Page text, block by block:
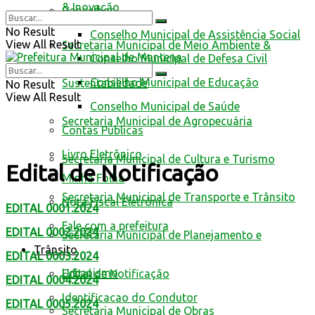
Conselhos
Conselho Municipal de Assistência Social
Conselho Municipal de Defesa Civil
Conselho Municipal de Educação
Conselho Municipal de Saúde
Contas Públicas
Livro Eletrônico
Minha Folha
Nota Fiscal Eletrônica
Fale com a prefeitura
Trânsito
Edital de Notificação
Identificacao do Condutor
& Inovação
Secretaria Municipal de Meio Ambiente &
Sustentabilidade
Secretaria Municipal de Agropecuária
Secretaria Municipal de Cultura e Turismo
Secretaria Municipal de Transporte e Trânsito
Secretaria Municipal de Planejamento e
Urbanismo
Secretaria Municipal de Obras
No Result
View All Result
No Result
View All Result
Edital de Notificação
EDITAL 0001.2024
EDITAL 0002.2024
EDITAL 0003.2024
EDITAL 0004.2024
EDITAL 0005.2024